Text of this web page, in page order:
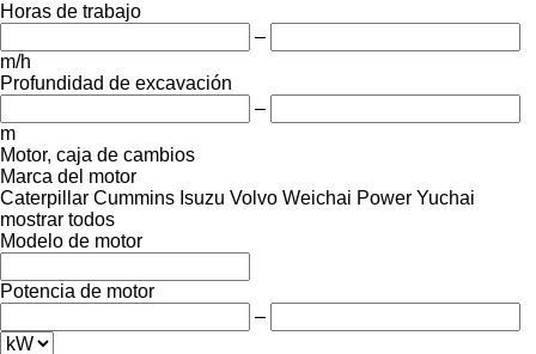
Horas de trabajo
–
m/h
Profundidad de excavación
–
m
Motor, caja de cambios
Marca del motor
Caterpillar Cummins Isuzu Volvo Weichai Power Yuchai
mostrar todos
Modelo de motor
Potencia de motor
–